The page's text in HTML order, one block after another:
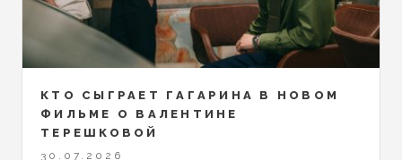
КТО СЫГРАЕТ ГАГАРИНА В НОВОМ
ФИЛЬМЕ О ВАЛЕНТИНЕ
ТЕРЕШКОВОЙ
30.07.2026